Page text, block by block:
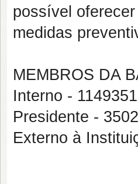
possível
medidas
MEMBROS DA
Interno -
Presidente -
Externo à